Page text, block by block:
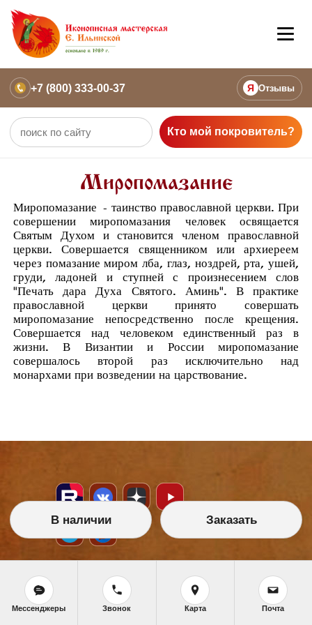
+7 (800) 333-00-37 Я Отзывы
Кто мой покровитель?
Миропомазание
Миропомазание- таинство православной церкви. При
совершении миропомазания человек освящается
Святым Духом и становится членом православной
церкви. Совершается священником или архиереем
через помазание миром лба, глаз, ноздрей, рта, ушей,
груди, ладоней и ступней с произнесением слов
"Печать дара Духа Святого. Аминь". В практике
православной церкви принято совершать
миропомазание непосредственно после крещения.
Совершается над человеком единственный раз в
жизни. В Византии и России миропомазание
совершалось второй раз исключительно над
монархами при возведении на царствование.
НАШИ УСЛУГИ
Икона на заказ
В наличии Заказать
Мессенджеры Звонок Карта Почта